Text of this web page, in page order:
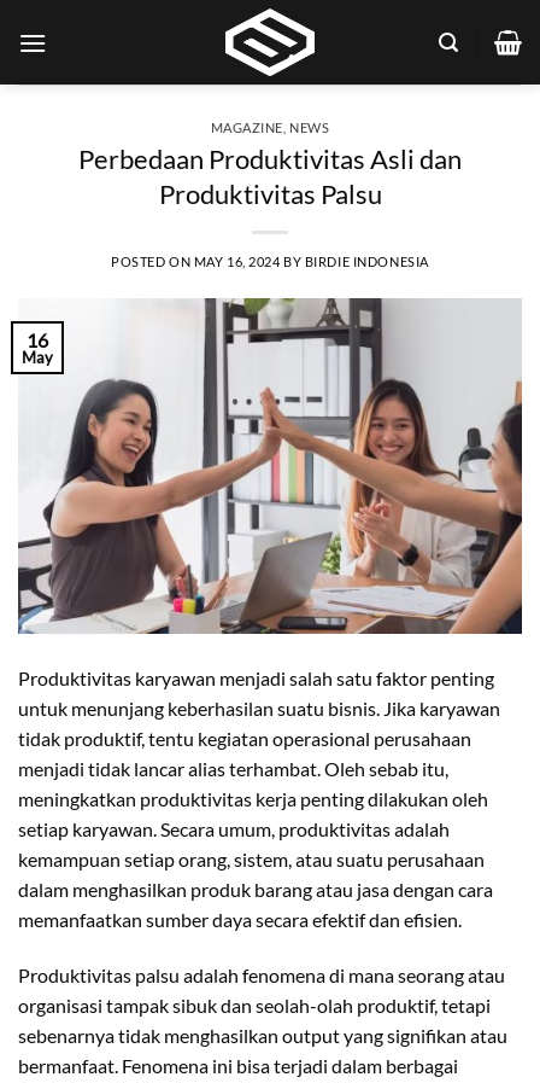
MAGAZINE NEWS
Perbedaan Produktivitas Asli dan
Produktivitas Palsu
POSTED ON MAY 16, 2024 BY BIRDIE INDONESIA
16
May
Produktivitas karyawan menjadi salah satu faktor penting
untuk menunjang keberhasilan suatu bisnis. Jika karyawan
tidak produktif, tentu kegiatan operasional perusahaan
menjadi tidak lancar alias terhambat. Oleh sebab itu,
meningkatkan produktivitas kerja penting dilakukan oleh
setiap karyawan. Secara umum, produktivitas adalah
kemampuan setiap orang, sistem, atau suatu perusahaan
dalam menghasilkan produk barang atau jasa dengan cara
memanfaatkan sumber daya secara efektif dan efisien.
Produktivitas palsu adalah fenomena di mana seorang atau
organisasi tampak sibuk dan seolah-olah produktif, tetapi
sebenarnya tidak menghasilkan output yang signifikan atau
bermanfaat. Fenomena ini bisa terjadi dalam berbagai